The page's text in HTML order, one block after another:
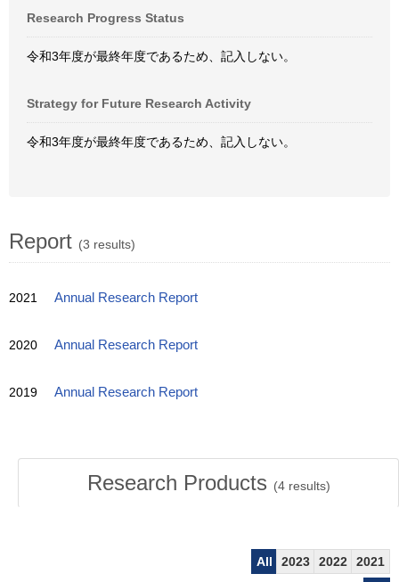
Research Progress Status
令和3年度が最終年度であるため、記入しない。
Strategy for Future Research Activity
令和3年度が最終年度であるため、記入しない。
Report (3 results)
2021 Annual Research Report
2020 Annual Research Report
2019 Annual Research Report
Research Products (4results)
All 2023 2022
2021